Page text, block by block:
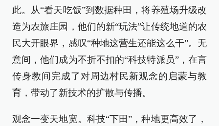
此。从“看天吃饭”到数据种田，将养殖场升级改
造为农旅庄园，他们的新“玩法”让传统地道的农
民大开眼界，感叹“种地这营生还能这么干”。无
意间，他们成为不折不扣的“科技特派员”，在言
传身教间完成了对周边村民新观念的启蒙与教
育，带动了新技术的扩散与传播。
观念一变天地宽。科技“下田”，种地更高效了，